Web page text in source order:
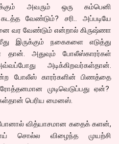
அவரும் ஒரு கம்பெனி
வேண்டும்? சரி.. அப்படியே
வர வேண்டும் என்றால் கிருஷ்ணா
இருக்கும் நகைகளை எடுத்து
தான். அதுவும் போலீஸ்காரர்கள்
அடிக்கிறவர்கள்தான்.
போலீஸ் காரர்களின் பிணத்தை
முடிவெடுப்பது ஏன்?
பெரிய மைனஸ்.
வித்யாசமான கதைக் களன்,
சொல்ல விழைந்த முயற்சி